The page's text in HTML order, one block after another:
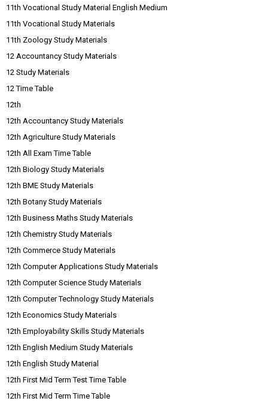
11th Vocational Study Material English Medium
11th Vocational Study Materials
11th Zoology Study Materials
12 Accountancy Study Materials
12 Study Materials
12 Time Table
12th
12th Accountancy Study Materials
12th Agriculture Study Materials
12th All Exam Time Table
12th Biology Study Materials
12th BME Study Materials
12th Botany Study Materials
12th Business Maths Study Materials
12th Chemistry Study Materials
12th Commerce Study Materials
12th Computer Applications Study Materials
12th Computer Science Study Materials
12th Computer Technology Study Materials
12th Economics Study Materials
12th Employability Skills Study Materials
12th English Medium Study Materials
12th English Study Material
12th First Mid Term Test Time Table
12th First Mid Term Time Table